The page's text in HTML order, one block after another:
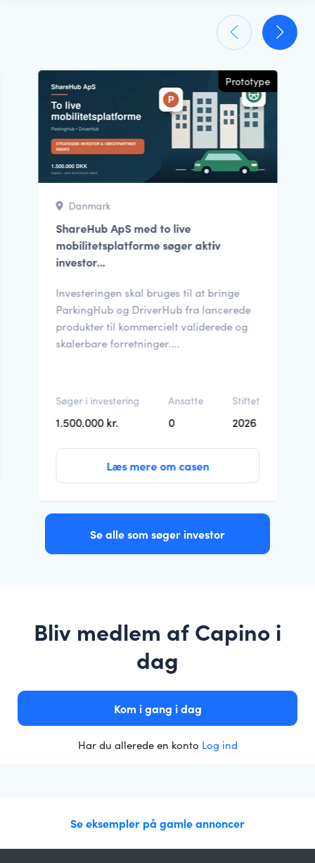
Prototype
Danmark
ShareHub ApS med to live
mobilitetsplatforme søger aktiv
investor...
Investeringen skal bruges til at bringe
ParkingHub og DriverHub fra lancerede
produkter til kommercielt validerede og
skalerbare forretninger....
Søger i investering
1.500.000 kr.
Ansatte
0
Stiftet
2026
Læs mere om casen
Se alle som søger investor
Bliv medlem af Capino i
dag
Kom i gang i dag
Har du allerede en konto Log ind
Se eksempler på gamle annoncer